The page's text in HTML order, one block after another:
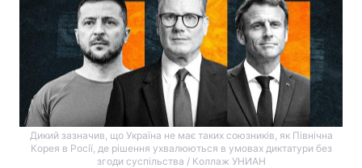
Дикий зазначив, що Україна не має таких союзників, як Північна
Корея в Росії, де рішення ухвалюються в умовах диктатури без
згоди суспільства / Коллаж УНИАН